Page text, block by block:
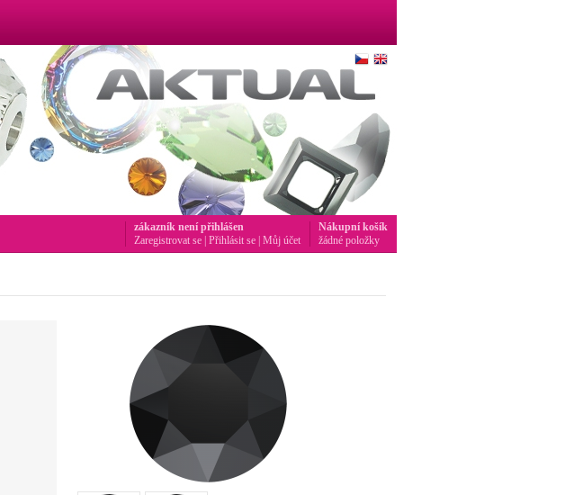
Nákupní košík
žádné položky
zákazník není přihlášen
Zaregistrovat se Přihlásit se Můj účet